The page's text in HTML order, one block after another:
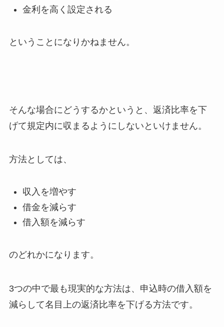
金利を高く設定される
ということになりかねません。
そんな場合にどうするかというと、返済比率を下
げて規定内に収まるようにしないといけません。
方法としては、
収入を増やす
借金を減らす
借入額を減らす
のどれかになります。
3つの中で最も現実的な方法は、申込時の借入額を
減らして名目上の返済比率を下げる方法です。